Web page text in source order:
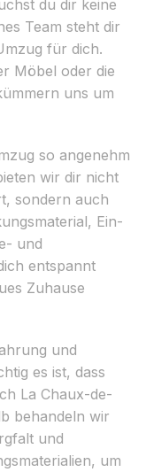
du dir keine
Team steht dir
für dich.
Möbel oder die
uns um
so angenehm
wir dir nicht
sondern auch
Ein-
und
entspannt
Zuhause
und
es ist, dass
La Chaux-de-
behandeln wir
und
um